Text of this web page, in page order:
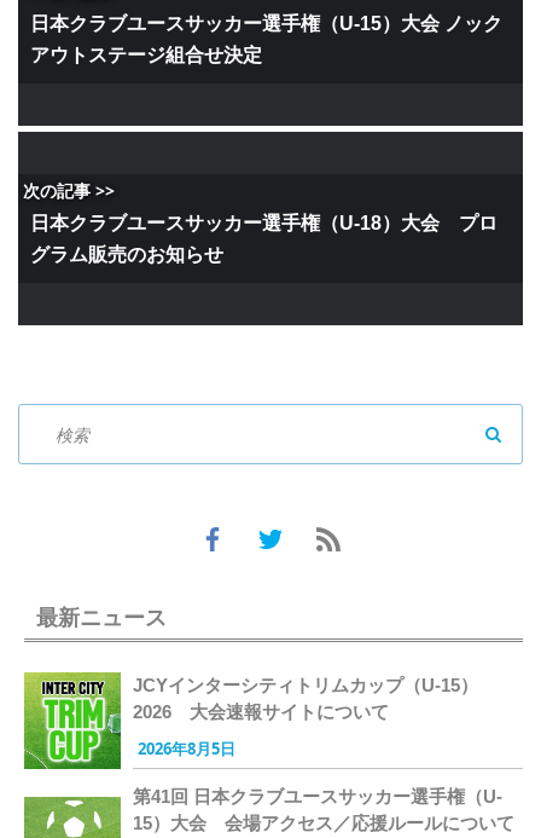
日本クラブユースサッカー選手権（U-15）大会 ノック
アウトステージ組合せ決定
次の記事 >>
日本クラブユースサッカー選手権（U-18）大会 プロ
グラム販売のお知らせ
最新ニュース
JCYインターシティトリムカップ（U-15）
2026 大会速報サイトについて
2026年8月5日
第41回 日本クラブユースサッカー選手権（U-
15）大会 会場アクセス／応援ルールについて